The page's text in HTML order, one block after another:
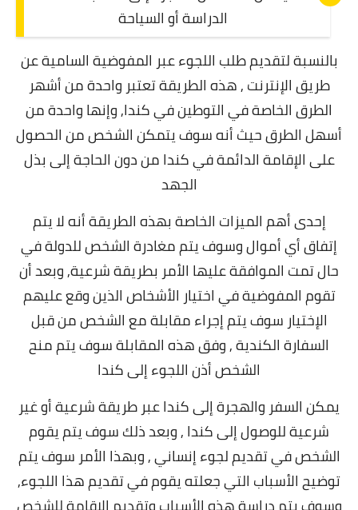
الدراسة أو السياحة
بالنسبة لتقديم طلب اللجوء عبر المفوضية السامية عن
طريق الإنترنت , هذه الطريقة تعتبر واحدة من أشهر
الطرق الخاصة في التوطين في كندا, وإنها واحدة من
أسهل الطرق حيث أنه سوف يتمكن الشخص من الحصول
على الإقامة الدائمة في كندا من دون الحاجة إلى بذل
الجهد
إحدى أهم الميزات الخاصة بهذه الطريقة أنه لا يتم
إتفاق أي أموال وسوف يتم مغادرة الشخص للدولة في
حال تمت الموافقة عليها الأمر بطريقة شرعية, وبعد أن
تقوم المفوضية في اختيار الأشخاص الذين وقع عليهم
الإختيار سوف يتم إجراء مقابلة مع الشخص من قبل
السفارة الكندية ,وفق هذه المقابلة سوف يتم منح
الشخص أذن اللجوء إلى كندا
يمكن السفر والهجرة إلى كندا عبر طريقة شرعية أو غير
شرعية للوصول إلى كندا , وبعد ذلك سوف يتم يقوم
الشخص في تقديم لجوء إنساني , وبهذا الأمر سوف يتم
توضيح الأسباب التي جعلته يقوم في تقديم هذا اللجوء,